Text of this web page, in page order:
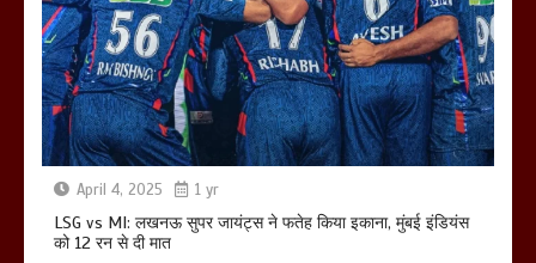
April 4, 2025 1 yr
LSG vs MI: लखनऊ सुपर जायंट्स ने फतेह किया इकाना, मुंबई इंडियंस
को 12 रन से दी मात